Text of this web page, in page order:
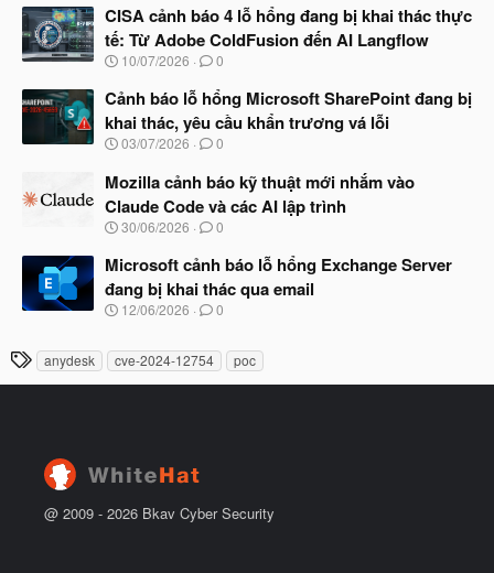
đ
ầ
u
à
b
ắ
đ
ầ
u
CISA cảnh báo 4 lỗ hổng đang bị khai thác thực
tế: Từ Adobe ColdFusion đến AI Langflow
N
à
b
ắ
đ
ầ
u
10/07/2026 0
Cảnh báo lỗ hổng Microsoft SharePoint đang bị
khai thác, yêu cầu khẩn trương vá lỗi
N
à
y
b
ắ
đ
ầ
u
03/07/2026 0
Mozilla cảnh báo kỹ thuật mới nhắm vào
Claude Code và các AI lập trình
N
à
b
ắ
đ
ầ
u
30/06/2026 0
Microsoft cảnh báo lỗ hổng Exchange Server
đang bị khai thác qua email
N
y
u
12/06/2026 0
T
h
anydesk cve-2024-12754 poc
@ 2009 - 2026 Bkav Cyber Security